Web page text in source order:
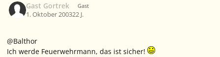
Gast Gortrek Gast
1. Oktober 200322 J.
@Balthor
Ich werde Feuerwehrmann, das ist sicher!